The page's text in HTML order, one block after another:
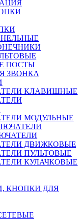
ПОСТЫ
ЗВОНКА
КЛАВИШНЫЕ
МОДУЛЬНЫЕ
ДВИЖКОВЫЕ
ПУЛЬТОВЫЕ
КУЛАЧКОВЫЕ
КНОПКИ ДЛЯ